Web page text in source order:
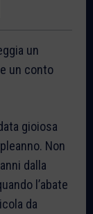
un
un conto
gioiosa
Non
dalla
l’abate
da